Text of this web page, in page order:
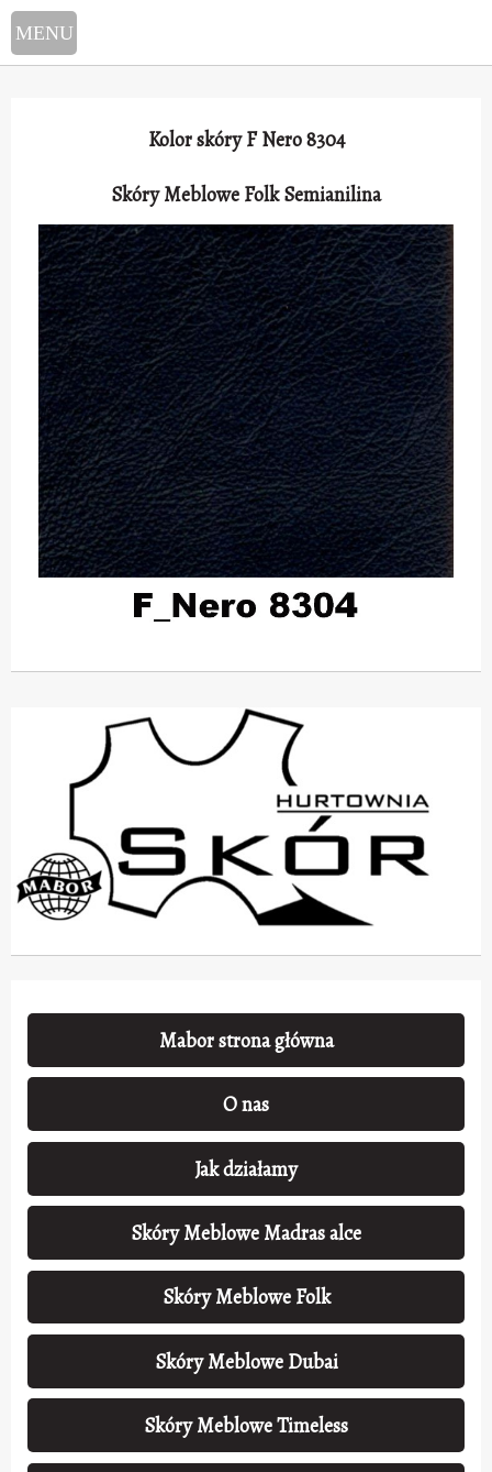
Kolor skóry F Nero 8304
Skóry Meblowe Folk Semianilina
Mabor strona główna
O nas
Jak działamy
Skóry Meblowe Madras alce
Skóry Meblowe Folk
Skóry Meblowe Dubai
Skóry Meblowe Timeless